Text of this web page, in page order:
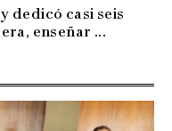
dedicó casi seis
enseñar ...